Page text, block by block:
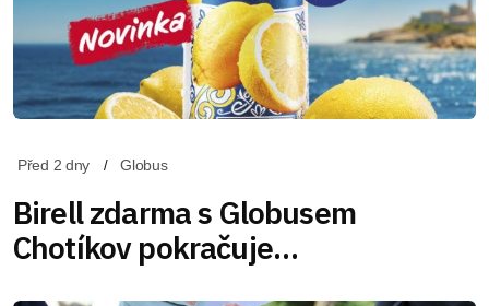
Před 2 dny Globus
Birell zdarma s Globusem
Chotíkov pokračuje…